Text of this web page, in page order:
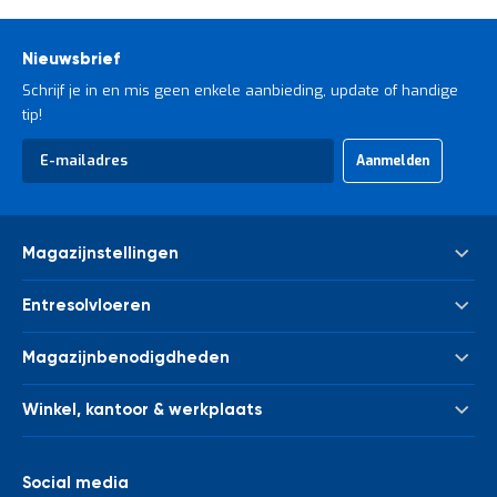
Nieuwsbrief
Schrijf je in en mis geen enkele aanbieding, update of handige
tip!
Abonneer
op
Aanmelden
Magazijnstellingen
Link 51 Palletstelling
Houten legbordstelling
Grootvakstelling
Entresolvloeren
Trappen
Kolombeschermers
Magazijnbenodigdheden
Werkbanken en werktafels
Winkel, kantoor & werkplaats
Afvalverwerking
Social media